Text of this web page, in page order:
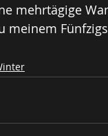
mehrtägige
meinem